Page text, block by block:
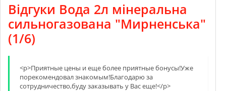
Відгуки Вода 2л мінеральна
сильногазована "Мирненська"
(1/6)
<p>Приятные цены и еще более приятные бонусы!Уже
порекомендовал знакомым!Благодарю за
сотрудничество,буду заказывать у Вас еще!</p>